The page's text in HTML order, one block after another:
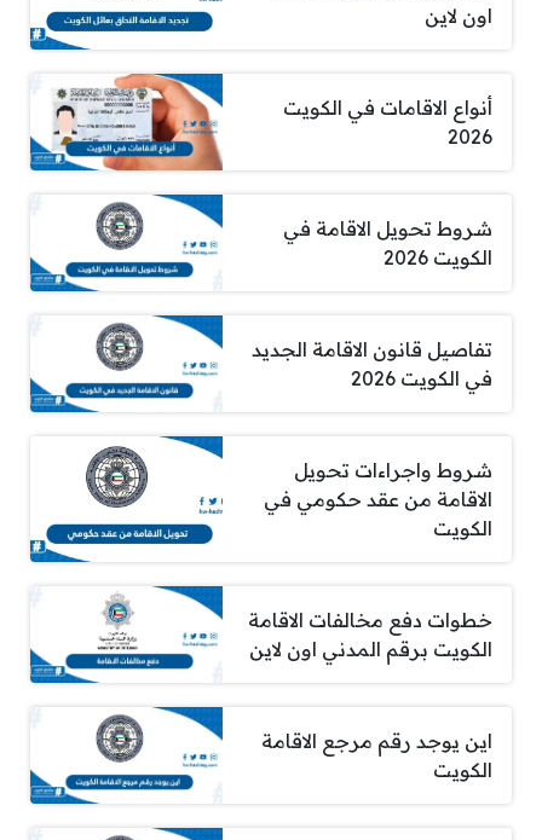
اون لاين
أنواع الاقامات في الكويت
2026
شروط تحويل الاقامة في
الكويت 2026
تفاصيل قانون الاقامة الجديد
في الكويت 2026
شروط واجراءات تحويل
الاقامة من عقد حكومي في
الكويت
خطوات دفع مخالفات الاقامة
الكويت برقم المدني اون لاين
اين يوجد رقم مرجع الاقامة
الكويت